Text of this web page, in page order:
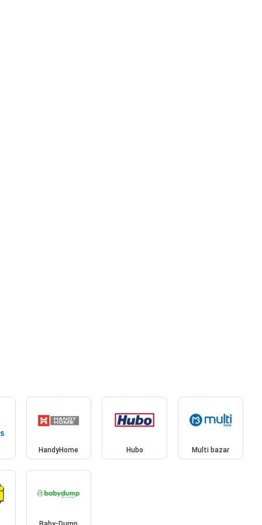
HandyHome Hubo Multi bazar